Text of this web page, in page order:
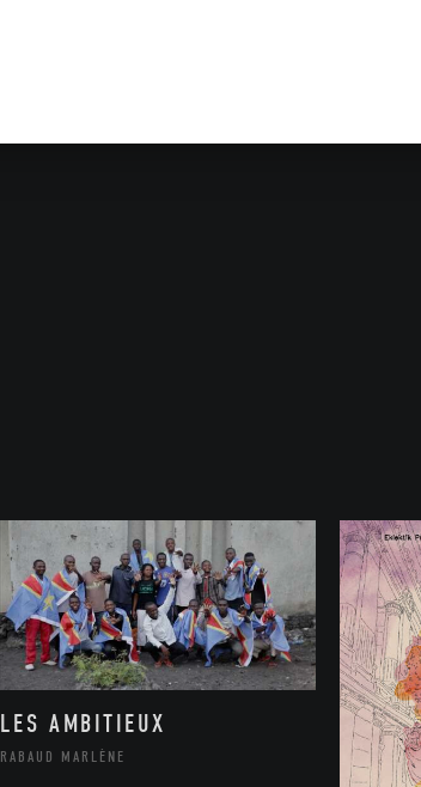
LES AMBITIEUX
RABAUD MARLÈNE